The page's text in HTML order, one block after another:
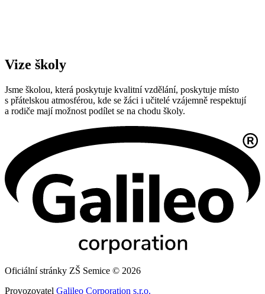
Vize školy
Jsme školou, která poskytuje kvalitní vzdělání, poskytuje místo
s přátelskou atmosférou, kde se žáci i učitelé vzájemně respektují
a rodiče mají možnost podílet se na chodu školy.
Oficiální stránky ZŠ Semice © 2026
Provozovatel Galileo Corporation s.r.o.